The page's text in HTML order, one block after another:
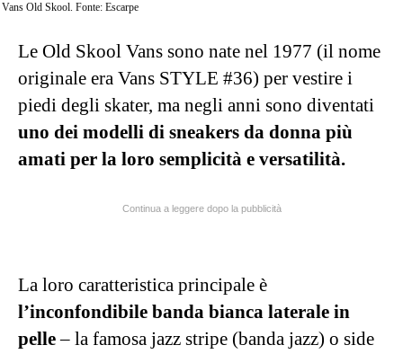
Vans Old Skool. Fonte: Escarpe
Le Old Skool Vans sono nate nel 1977 (il nome
originale era Vans STYLE #36) per vestire i
piedi degli skater, ma negli anni sono diventati
uno dei modelli di sneakers da donna più
amati per la loro semplicità e versatilità.
Continua a leggere dopo la pubblicità
La loro caratteristica principale è
l’inconfondibile banda bianca laterale in
pelle– la famosa jazz stripe (banda jazz) o side